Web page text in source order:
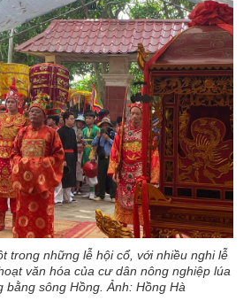
trong những lễ hội cổ, với nhiều nghi lễ
văn hóa của cư dân nông nghiệp lúa
bằng sông Hồng. Ảnh: Hồng Hà